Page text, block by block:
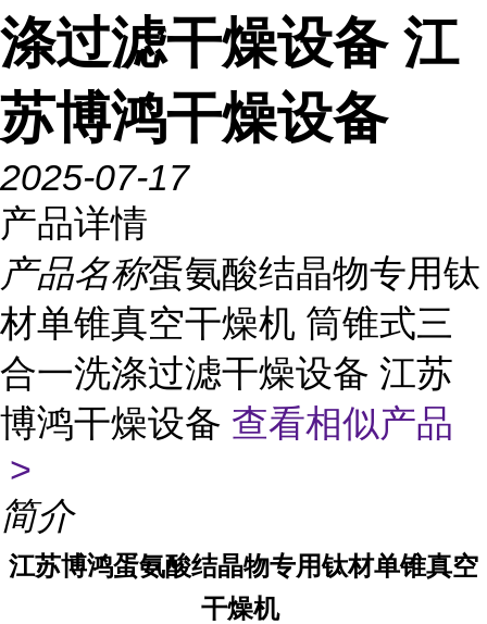
涤过滤干燥设备 江
苏博鸿干燥设备
2025-07-17
产品详情
产品名称蛋氨酸结晶物专用钛
材单锥真空干燥机 筒锥式三
合一洗涤过滤干燥设备 江苏
博鸿干燥设备 查看相似产品
>
简介
江苏博鸿蛋氨酸结晶物专用钛材单锥真空
干燥机